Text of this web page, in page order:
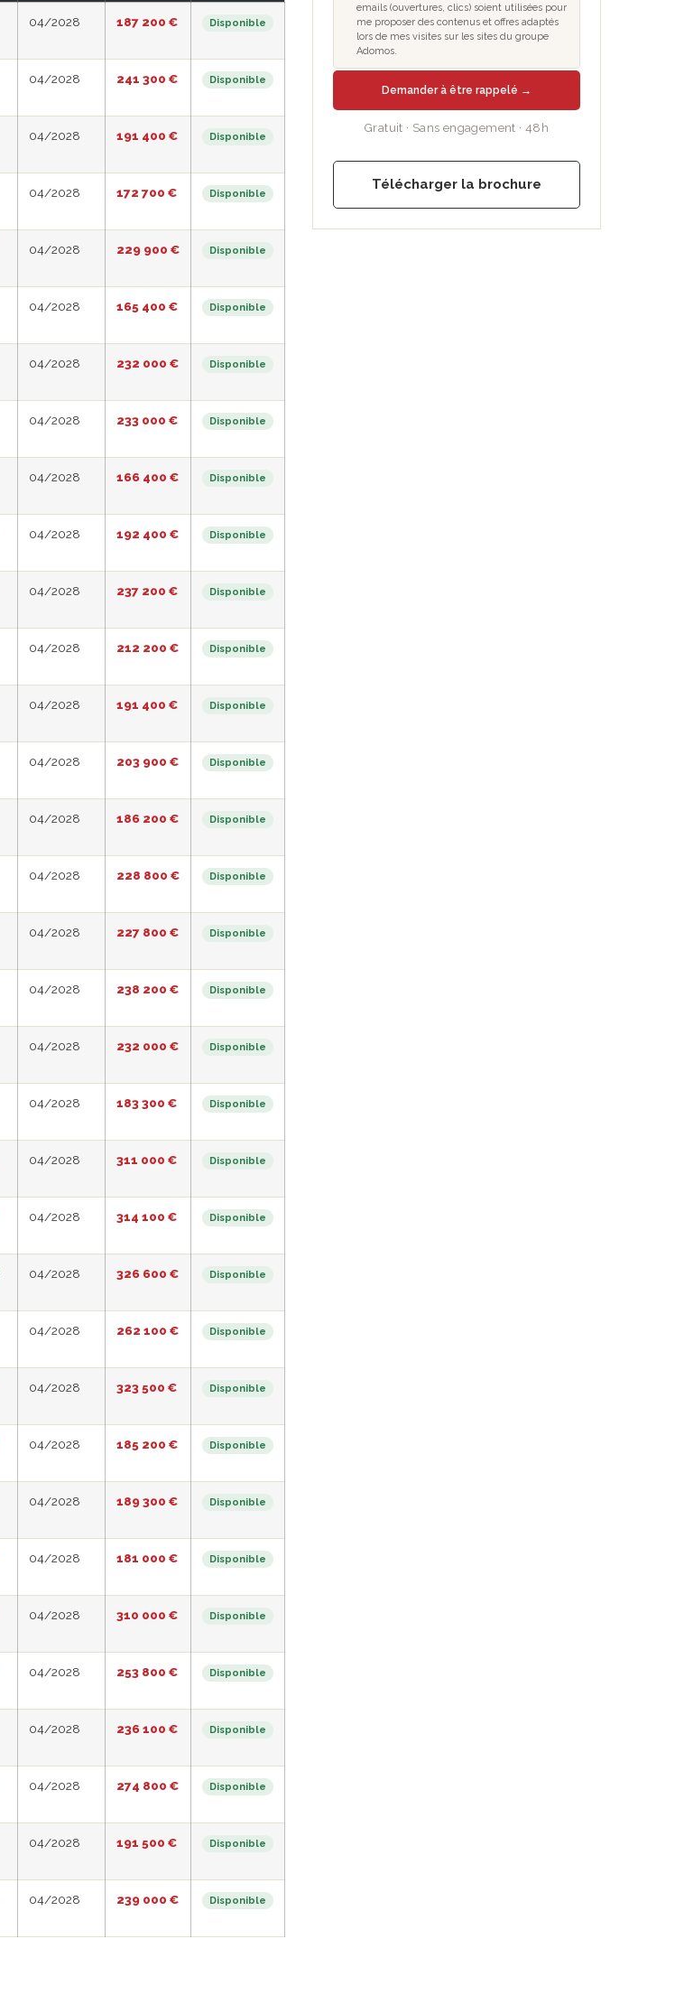
04/2028 187 200 € Disponible
04/2028 241 300 € Disponible
04/2028 191 400 € Disponible
04/2028 172 700 € Disponible
04/2028 229 900 € Disponible
04/2028 165 400 € Disponible
04/2028 232 000 € Disponible
04/2028 233 000 € Disponible
04/2028 166 400 € Disponible
04/2028 192 400 € Disponible
04/2028 237 200 € Disponible
04/2028 212 200 € Disponible
04/2028 191 400 € Disponible
04/2028 203 900 € Disponible
04/2028 186 200 € Disponible
04/2028 228 800 € Disponible
04/2028 227 800 € Disponible
04/2028 238 200 € Disponible
04/2028 232 000 € Disponible
04/2028 183 300 € Disponible
04/2028 311 000 € Disponible
04/2028 314 100 € Disponible
04/2028 326 600 € Disponible
04/2028 262 100 € Disponible
04/2028 323 500 € Disponible
04/2028 185 200 € Disponible
04/2028 189 300 € Disponible
04/2028 181 000 € Disponible
04/2028 310 000 € Disponible
04/2028 253 800 € Disponible
04/2028 236 100 € Disponible
04/2028 274 800 € Disponible
04/2028 191 500 € Disponible
04/2028 239 000 € Disponible
emails (ouvertures, clics) soient utilisées pour
me proposer des contenus et offres adaptés
lors de mes visites sur les sites du groupe
Adomos.
Demander à être rappelé →
Gratuit · Sans engagement · 48h
Télécharger la brochure